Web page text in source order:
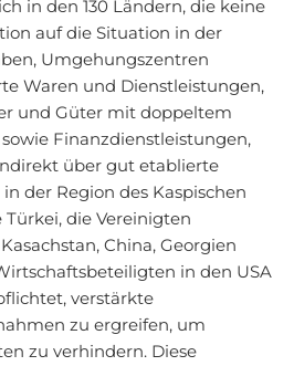
in den 130 Ländern, die keine
auf die Situation in der
Umgehungszentren
Waren und Dienstleistungen,
und Güter mit doppeltem
Finanzdienstleistungen,
über gut etablierte
der Region des Kaspischen
die Vereinigten
China, Georgien
in den USA
verstärkte
zu ergreifen, um
zu verhindern. Diese